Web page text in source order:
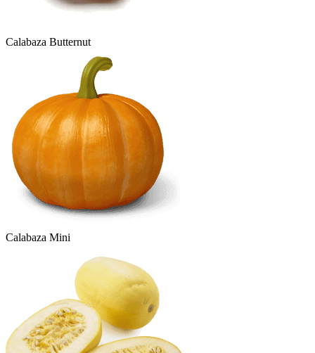
Calabaza Butternut
Calabaza Mini